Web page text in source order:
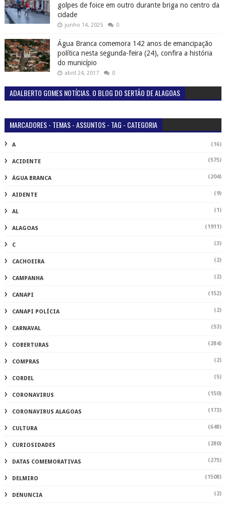
golpes de foice em outro durante briga no centro da
cidade
junho 14, 2025 0
Água Branca comemora 142 anos de emancipação
política nesta segunda-feira (24), confira a história
do município
abril 24, 2017 0
ADALBERTO GOMES NOTÍCIAS. O BLOG DO SERTÃO DE ALAGOAS
MARCADORES - TEMAS - ASSUNTOS - TAG - CATEGORIA
A (16)
ACIDENTE (575)
ÁGUA BRANCA (204)
AIDENTE (9)
AL (1)
ALAGOAS (1911)
C (3)
CACHOEIRA (2)
CAMPANHA (2)
CANAPI (152)
CANAPI POLÍCIA (2)
CARNAVAL (53)
COBERTURAS (284)
COMPRAS (2)
CORDEL (5)
CORONAVIRUS (150)
CORONAVIRUS ALAGOAS (173)
CULTURA (648)
CURIOSIDADES (280)
DATAS COMEMORATIVAS (275)
DELMIRO (1508)
DENUNCIA (2)